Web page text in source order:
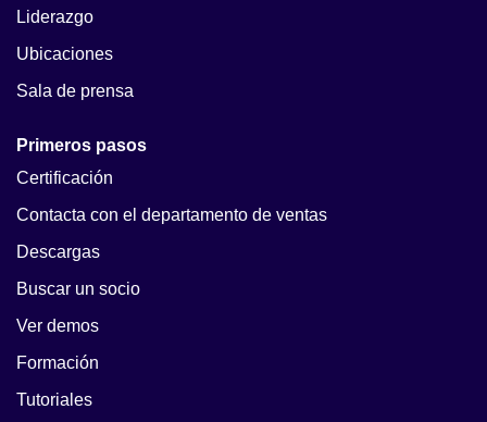
Liderazgo
Ubicaciones
Sala de prensa
Primeros pasos
Certificación
Contacta con el departamento de ventas
Descargas
Buscar un socio
Ver demos
Formación
Tutoriales